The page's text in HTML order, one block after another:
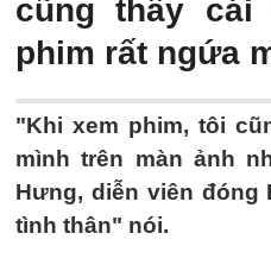
cũng thấy cái
phim rất ngứa
"Khi xem phim, tôi
mình trên màn ảnh
Hưng, diễn viên
tình thân" nói.